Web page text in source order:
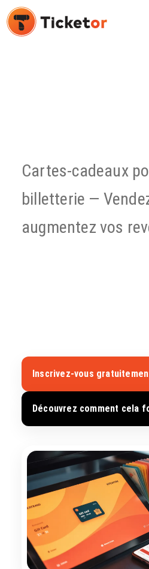
Cartes-cadeaux
billetterie —
augmentez vos
Inscrivez-vous
Découvrez comment cela